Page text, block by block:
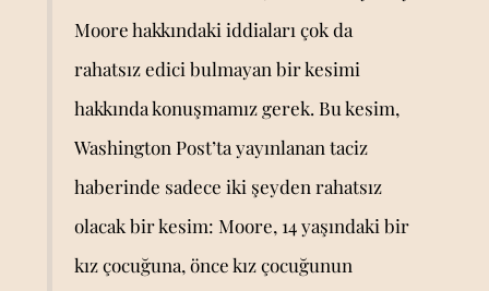
Moore hakkındaki iddiaları çok da
rahatsız edici bulmayan bir kesimi
hakkında konuşmamız gerek. Bu kesim,
Washington Post’ta yayınlanan taciz
haberinde sadece iki şeyden rahatsız
olacak bir kesim: Moore, 14 yaşındaki bir
kız çocuğuna, önce kız çocuğunun